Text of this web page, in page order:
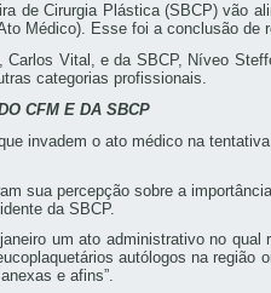
de Cirurgia Plástica (SBCP) vão
Médico). Esse foi a conclusão
Vital, e da SBCP, Níveo
categorias profissionais.
CFM E DA SBCP
invadem o ato médico na
sua percepção sobre a
da SBCP.
um ato administrativo no
autólogos na
e afins”.